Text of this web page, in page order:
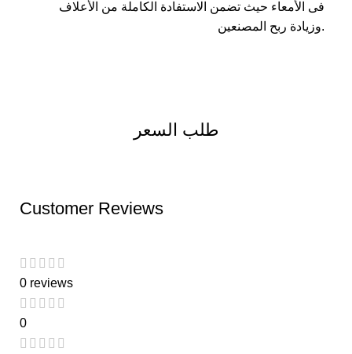
فى الأمعاء حيث تضمن الاستفادة الكاملة من الأعلاف
وزيادة ربح المصنعين.
طلب السعر
Customer Reviews
0 reviews
0